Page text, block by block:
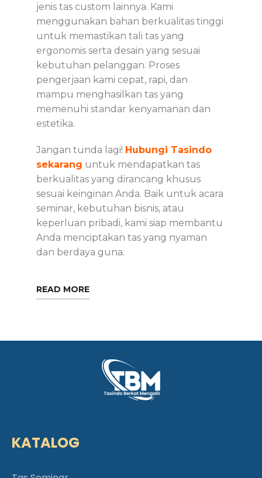
jenis tas custom lainnya. Kami
menggunakan bahan berkualitas tinggi
untuk memastikan tali tas yang
ergonomis serta desain yang sesuai
kebutuhan pelanggan. Proses
pengerjaan kami cepat, rapi, dan
mampu menghasilkan tas yang
memenuhi standar kenyamanan dan
estetika.
Jangan tunda lagi! Hubungi Tasindo
sekarang untuk mendapatkan tas
berkualitas yang dirancang khusus
sesuai keinginan Anda. Baik untuk acara
seminar, kebutuhan bisnis, atau
keperluan pribadi, kami siap membantu
Anda menciptakan tas yang nyaman
dan berdaya guna.
READ MORE
KATALOG